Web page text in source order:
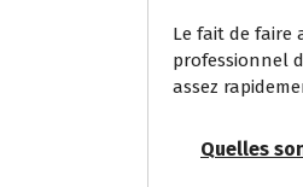
Le fait de faire
professionnel
assez
Quelles